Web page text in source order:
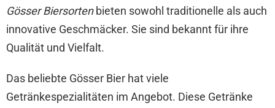
Gösser Biersortenbieten sowohl traditionelle als auch
innovative Geschmäcker. Sie sind bekannt für ihre
Qualität und Vielfalt.
Das beliebte Gösser Bier hat viele
Getränkespezialitäten im Angebot. Diese Getränke